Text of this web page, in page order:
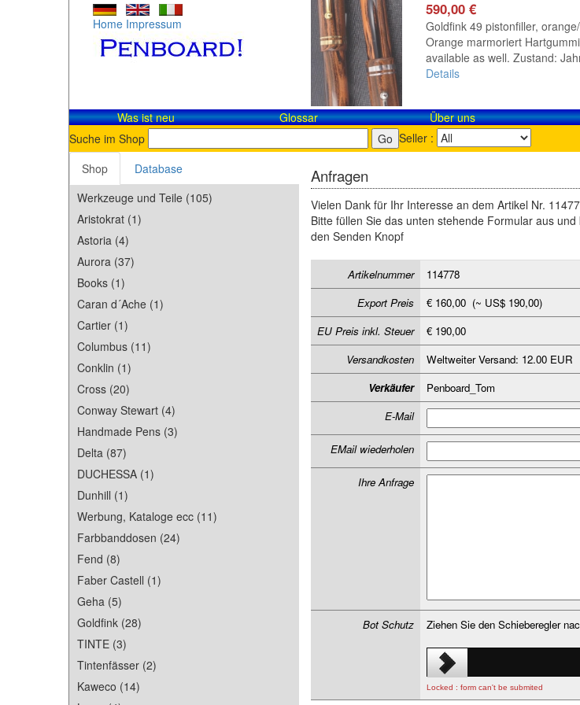
Home Impressum
590,00 €
Goldfink 49 pistonfiller,
Orange marmoriert
available as well. Zustand:
Details
Was ist neu Glossar Über uns
Suche im Shop
Seller :
Shop
Database
Werkzeuge und Teile (105)
Aristokrat (1)
Astoria (4)
Aurora (37)
Books (1)
Caran d´Ache (1)
Cartier (1)
Columbus (11)
Conklin (1)
Cross (20)
Conway Stewart (4)
Handmade Pens (3)
Delta (87)
DUCHESSA (1)
Dunhill (1)
Werbung, Kataloge ecc (11)
Farbbanddosen (24)
Fend (8)
Faber Castell (1)
Geha (5)
Goldfink (28)
TINTE (3)
Tintenfässer (2)
Kaweco (14)
Anfragen
Vielen Dank für Ihr Interesse an dem Artikel Nr.
Bitte füllen Sie das unten stehende Formular aus und
den Senden Knopf
Artikelnummer
114778
Export Preis
€ 160,00 (~ US$ 190,00)
EU Preis inkl. Steuer
€ 190,00
Versandkosten
Weltweiter Versand: 12.00 EUR
Verkäufer
Penboard_Tom
E-Mail
EMail wiederholen
Ihre Anfrage
Bot Schutz Ziehen Sie den Schieberegler
Locked : form can't be submited